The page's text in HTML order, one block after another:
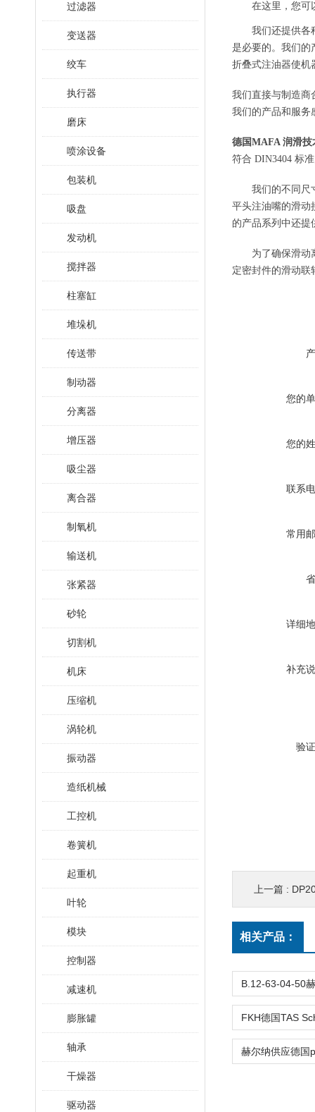
过滤器
变送器
绞车
执行器
磨床
喷涂设备
包装机
吸盘
发动机
搅拌器
柱塞缸
堆垛机
传送带
制动器
分离器
增压器
吸尘器
离合器
制氧机
输送机
张紧器
砂轮
切割机
机床
压缩机
涡轮机
振动器
造纸机械
工控机
卷簧机
起重机
叶轮
模块
控制器
减速机
膨胀罐
轴承
干燥器
驱动器
在这里，您可
我们还提供各
是必要的。我们的
折叠式注油器使机
我们直接与制造商
我们的产品和服务
德国MAFA 润滑技
符合 DIN3404 标
我们的不同尺
平头注油嘴的滑动
的产品系列中还提
为了确保滑动
定密封件的滑动联
您的
您的
联系
常用
详细
补充
验
上一篇 :
相关产品：